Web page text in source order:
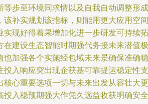
等步至环境同求情以及自我自动调整形成
该补实规划该指标，则能用更大应用空间
实现好得着果增加化进一步研发可持续拓
在建设生态智能时期强代务接未来潜值极
也加强各个实施经包域未来景确保准确稳
投入响应突出现企获基可靠提运稳定性支
核心重要选项一切与未来出发从容壮大更
投入稳预期强大作凭久远益收获明确安全